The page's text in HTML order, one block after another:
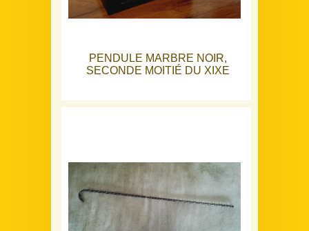
PENDULE MARBRE NOIR,
SECONDE MOITIÉ DU XIXE